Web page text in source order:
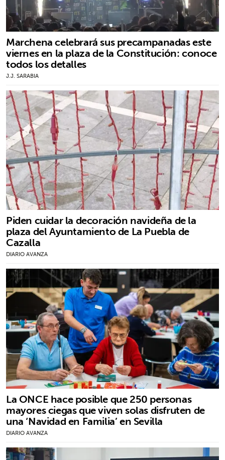
Marchena celebrará sus precampanadas este
viernes en la plaza de la Constitución: conoce
todos los detalles
J.J. SARABIA
Piden cuidar la decoración navideña de la
plaza del Ayuntamiento de La Puebla de
Cazalla
DIARIO AVANZA
La ONCE hace posible que 250 personas
mayores ciegas que viven solas disfruten de
una ‘Navidad en Familia’ en Sevilla
DIARIO AVANZA